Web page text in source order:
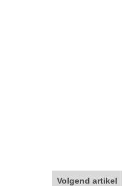
Volgend artikel